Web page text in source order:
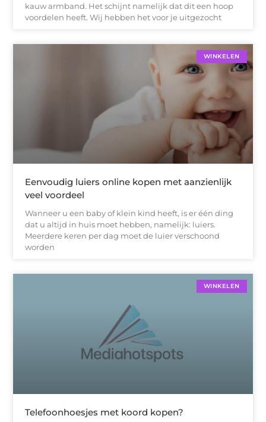
kauw armband. Het schijnt namelijk dat dit een hoop
voordelen heeft. Wij hebben het voor je uitgezocht
WINKELEN
Eenvoudig luiers online kopen met aanzienlijk
veel voordeel
Wanneer u een baby of klein kind heeft, is er één ding
dat u altijd in huis moet hebben, namelijk: luiers.
Meerdere keren per dag moet de luier verschoond
worden
WINKELEN
Telefoonhoesjes met koord kopen?